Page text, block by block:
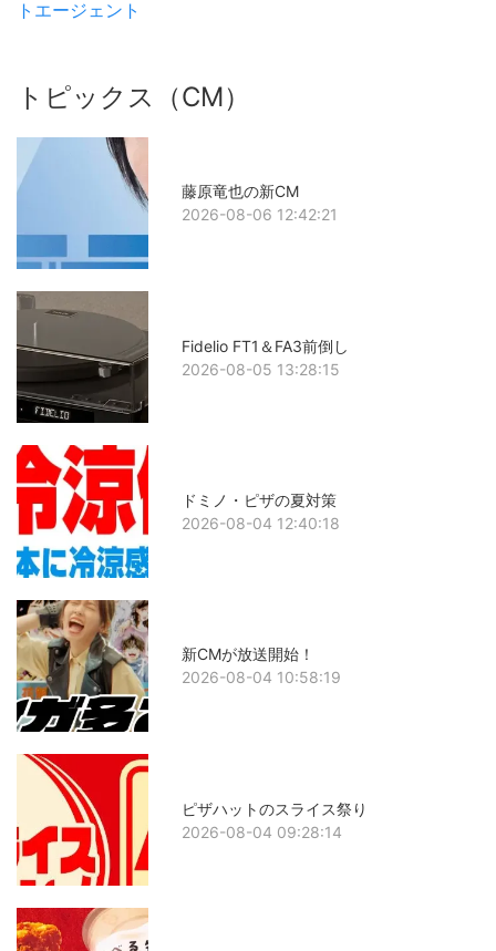
トエージェント
トピックス（CM）
藤原竜也の新CM
2026-08-06 12:42:21
Fidelio FT1＆FA3前倒し
2026-08-05 13:28:15
ドミノ・ピザの夏対策
2026-08-04 12:40:18
新CMが放送開始！
2026-08-04 10:58:19
ピザハットのスライス祭り
2026-08-04 09:28:14